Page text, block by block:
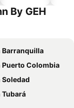
mascotas
By GEH
Barranquilla
Puerto Colombia
Soledad
Tubará